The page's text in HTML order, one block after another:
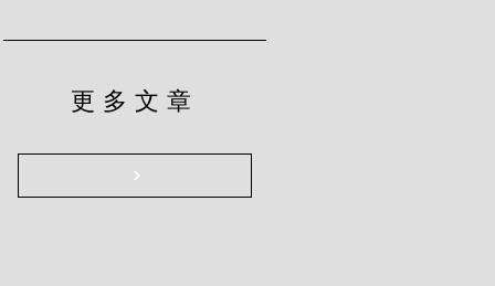
更多文章